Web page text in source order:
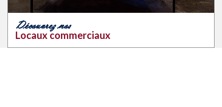
Découvrez nos
Locaux commerciaux